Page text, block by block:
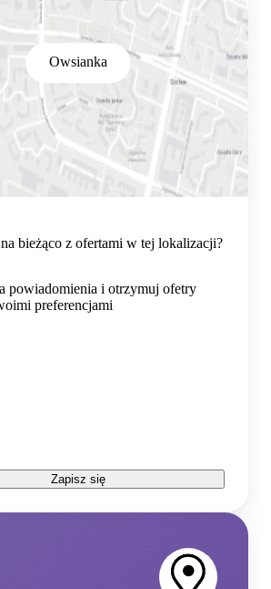
Owsianka
bieżąco z ofertami w tej lokalizacji?
powiadomienia i otrzymuj ofetry
preferencjami
Zapisz się